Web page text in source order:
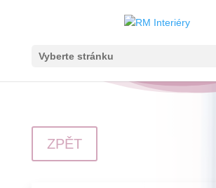
Vyberte stránku
ZPĚT